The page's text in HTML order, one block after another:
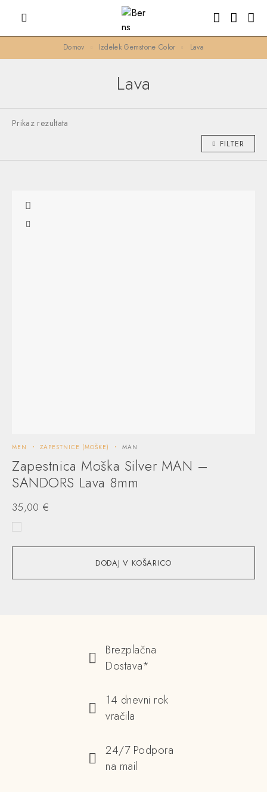
Domov Izdelek Gemstone Color Lava
Lava
Prikaz rezultata
FILTER
DODAJ V KOŠARICO
MEN ZAPESTNICE (MOŠKE) MAN
Zapestnica Moška Silver MAN –
SANDORS Lava 8mm
35,00 €
Brezplačna
Dostava*
14 dnevni rok
vračila
24/7 Podpora
na mail